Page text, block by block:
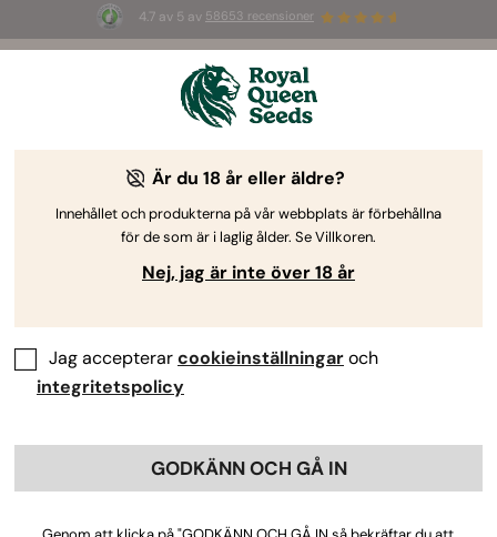
4.7 av 5 av 58653 recensioner
-Tidsbegränsat erbjudande
2d 22h 1m 35s
The RQS Blog
Är du 18 år eller äldre?
Innehållet och produkterna på vår webbplats är förbehållna
för de som är i laglig ålder. Se Villkoren.
Nej, jag är inte över 18 år
Jag accepterarcookieinställningaroch
integritetspolicy
GODKÄNN OCH GÅ IN